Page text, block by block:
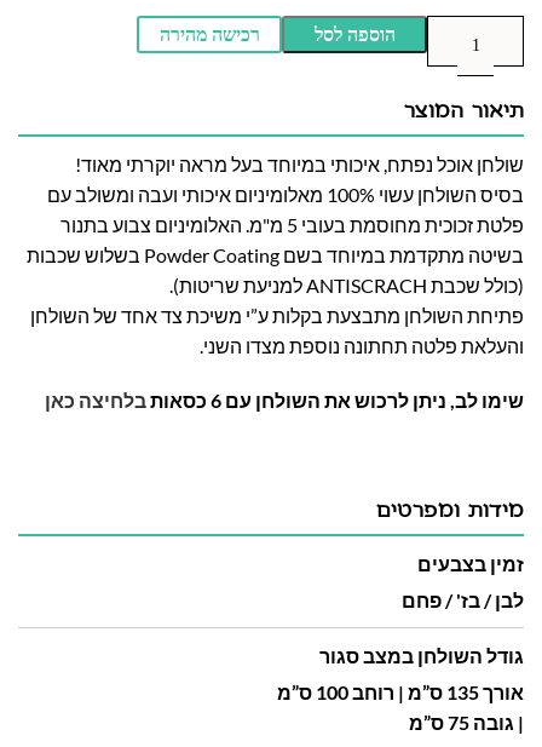
הוספה לסל רכישה מהירה
תיאור המוצר
שולחן אוכל נפתח, איכותי במיוחד בעל מראה יוקרתי מאוד!
בסיס השולחן עשוי 100% מאלומיניום איכותי ועבה ומשולב עם
פלטת זכוכית מחוסמת בעובי 5 מ"מ. האלומיניום צבוע בתנור
בשיטה מתקדמת במיוחד בשם Powder Coating בשלוש שכבות
(כולל שכבת ANTISCRACH למניעת שריטות).
פתיחת השולחן מתבצעת בקלות ע”י משיכת צד אחד של השולחן
והעלאת פלטה תחתונה נוספת מצדו השני.
שימו לב, ניתן לרכוש את השולחן עם 6 כסאות בלחיצה כאן
מידות ומפרטים
זמין בצבעים
לבן / בז' / פחם
גודל השולחן במצב סגור
אורך 135 ס”מ | רוחב 100 ס”מ
| גובה 75 ס”מ